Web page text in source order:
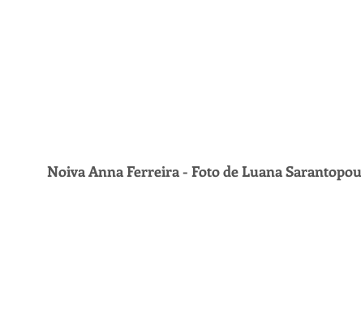
Noiva Anna Ferreira - Foto de Luana